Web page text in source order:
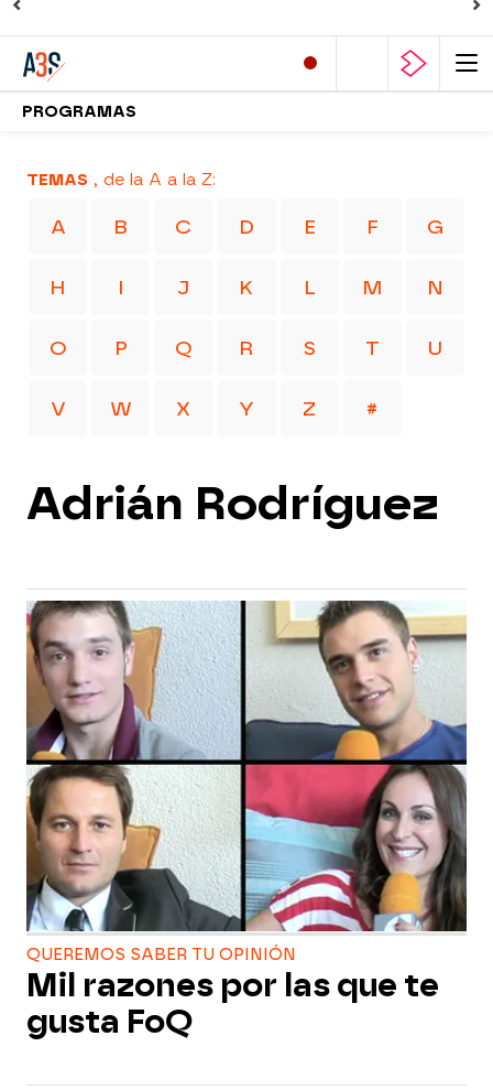
PROGRAMAS
TEMAS , de la A a la Z:
A B C D E F G
H I J K L M N
O P Q R S T U
V W X Y Z #
Adrián Rodríguez
QUEREMOS SABER TU OPINIÓN
Mil razones por las que te
gusta FoQ